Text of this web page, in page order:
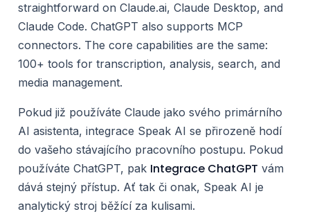
straightforward on Claude.ai, Claude Desktop, and
Claude Code. ChatGPT also supports MCP
connectors. The core capabilities are the same:
100+ tools for transcription, analysis, search, and
media management.
Pokud již používáte Claude jako svého primárního
AI asistenta, integrace Speak AI se přirozeně hodí
do vašeho stávajícího pracovního postupu. Pokud
používáte ChatGPT, pak Integrace ChatGPT vám
dává stejný přístup. Ať tak či onak, Speak AI je
analytický stroj běžící za kulisami.